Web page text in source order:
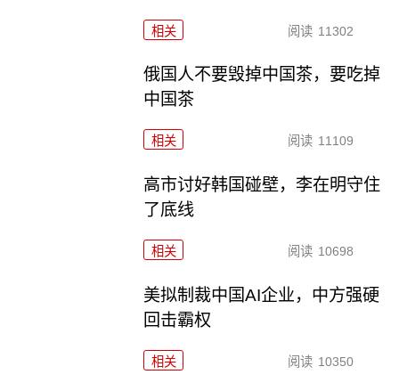
相关 阅读 11302
俄国人不要毁掉中国茶，要吃掉
中国茶
相关 阅读 11109
高市讨好韩国碰壁，李在明守住
了底线
相关 阅读 10698
美拟制裁中国AI企业，中方强硬
回击霸权
相关 阅读 10350